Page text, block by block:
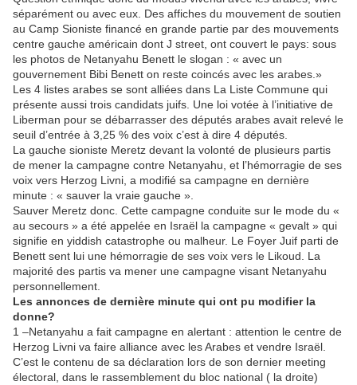
séparément ou avec eux. Des affiches du mouvement de soutien
au Camp Sioniste financé en grande partie par des mouvements
centre gauche américain dont J street, ont couvert le pays: sous
les photos de Netanyahu Benett le slogan : « avec un
gouvernement Bibi Benett on reste coincés avec les arabes.»
Les 4 listes arabes se sont alliées dans La Liste Commune qui
présente aussi trois candidats juifs. Une loi votée à l’initiative de
Liberman pour se débarrasser des députés arabes avait relevé le
seuil d’entrée à 3,25 % des voix c’est à dire 4 députés.
La gauche sioniste Meretz devant la volonté de plusieurs partis
de mener la campagne contre Netanyahu, et l’hémorragie de ses
voix vers Herzog Livni, a modifié sa campagne en dernière
minute : « sauver la vraie gauche ».
Sauver Meretz donc. Cette campagne conduite sur le mode du «
au secours » a été appelée en Israël la campagne « gevalt » qui
signifie en yiddish catastrophe ou malheur. Le Foyer Juif parti de
Benett sent lui une hémorragie de ses voix vers le Likoud. La
majorité des partis va mener une campagne visant Netanyahu
personnellement.
Les annonces de dernière minute qui ont pu modifier la
donne?
1 –Netanyahu a fait campagne en alertant : attention le centre de
Herzog Livni va faire alliance avec les Arabes et vendre Israël.
C’est le contenu de sa déclaration lors de son dernier meeting
électoral, dans le rassemblement du bloc national ( la droite)